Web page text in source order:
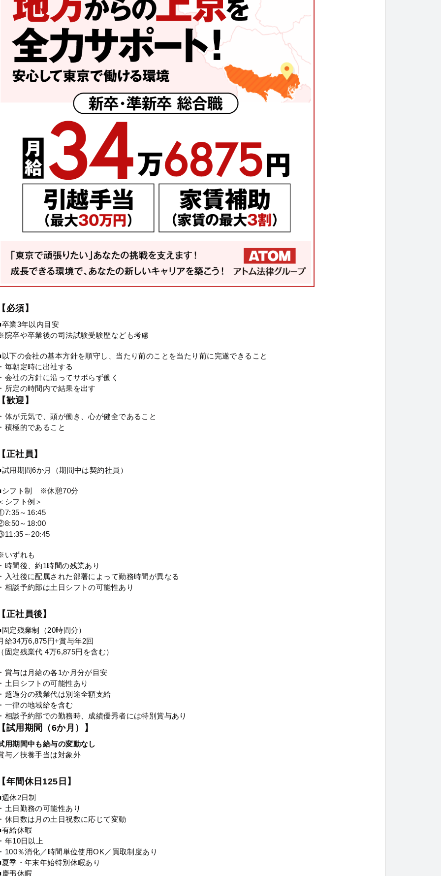
必須】
卒業3年以内目安
院卒や卒業後の司法試験受験歴なども考慮
以下の会社の基本方針を順守し、当たり前のことを当たり前に完遂できること
毎朝定時に出社する
会社の方針に沿ってサボらず働く
所定の時間内で結果を出す
歓迎】
体が元気で、頭が働き、心が健全であること
積極的であること
正社員】
試用期間6か月（期間中は契約社員）
シフト制 ※休憩70分
シフト例＞
～16:45
～18:00
～20:45
いずれも
時間後、約1時間の残業あり
入社後に配属された部署によって勤務時間が異なる
相談予約部は土日シフトの可能性あり
正社員後】
定残業制（20時間分）
給34万6,875円+賞与年2回
固定残業代 4万6,875円を含む）
賞与は月給の各1か月分が目安
土日シフトの可能性あり
超過分の残業代は別途全額支給
一律の地域給を含む
相談予約部での勤務時、成績優秀者には特別賞与あり
試用期間（6か月）】
用期間中も給与の変動なし
与／扶養手当は対象外
年間休日125日】
休2日制
土日勤務の可能性あり
休日数は月の土日祝数に応じて変動
有給休暇
年10日以上
100％消化／時間単位使用OK／買取制度あり
夏季・年末年始特別休暇あり
慶弔休暇